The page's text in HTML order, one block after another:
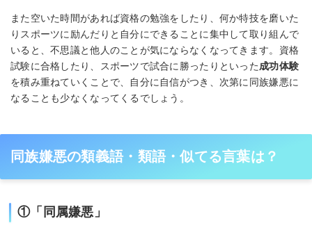
また空いた時間があれば資格の勉強をしたり、何か特技を磨いた
りスポーツに励んだりと自分にできることに集中して取り組んで
いると、不思議と他人のことが気にならなくなってきます。資格
試験に合格したり、スポーツで試合に勝ったりといった成功体験
を積み重ねていくことで、自分に自信がつき、次第に同族嫌悪に
なることも少なくなってくるでしょう。
同族嫌悪の類義語・類語・似てる言葉は？
①「同属嫌悪」